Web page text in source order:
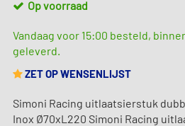
Op voorraad
Vandaag voor 15:00 besteld,
geleverd.
ZET OP WENSENLIJST
Simoni Racing uitlaatsierstuk
Inox Ø70xL220 Simoni Racing